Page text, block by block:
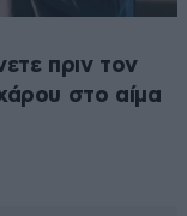
πριν τον
στο αίμα